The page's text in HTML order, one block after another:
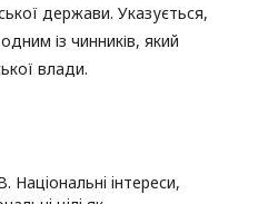
держави. Указується,
із чинників, який
влади.
Нaцiонaльнi iнтереcи,